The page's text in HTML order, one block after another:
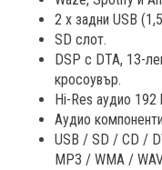
2 x задни USB
SD слот.
DSP с DTA, 13-
кросоувър.
Hi-Res аудио
Аудио
USB / SD / CD /
MP3 / WMA /